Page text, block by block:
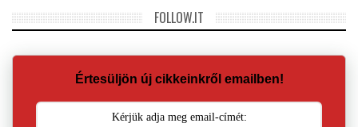
FOLLOW.IT
Értesüljön új cikkeinkről emailben!